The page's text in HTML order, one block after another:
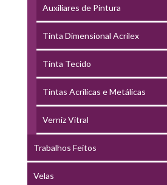
Auxiliares de Pintura
Tinta Dimensional Acrilex
Tinta Tecido
Tintas Acrílicas e Metálicas
Verniz Vitral
Trabalhos Feitos
Velas